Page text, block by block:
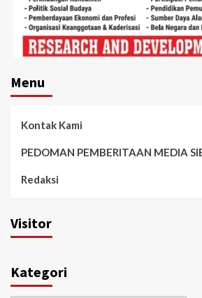
Menu
Kontak Kami
PEDOMAN PEMBERITAAN MEDIA
Redaksi
Visitor
Kategori